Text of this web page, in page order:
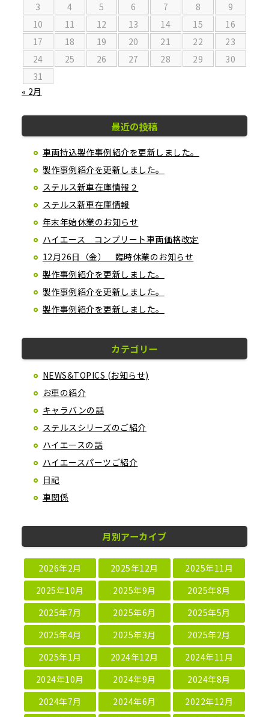
3 4 5 6 7 8
9
10
11 12 13 14 15
16
17
18 19 20 21 22
23
24
25 26 27 28 29
30
31
« 2月
最近の投稿
車両持込製作事例紹介を更新しました。
製作事例紹介を更新しました。
ステルス新車在庫情報２
ステルス新車在庫情報
年末年始休業のお知らせ
ハイエース コンプリート車両価格改定
12月26日（金） 臨時休業のお知らせ
製作事例紹介を更新しました。
製作事例紹介を更新しました。
製作事例紹介を更新しました。
カテゴリー
NEWS&TOPICS (お知らせ)
お車の紹介
キャラバンの話
ステルスシリーズのご紹介
ハイエースの話
ハイエースパーツご紹介
日記
車関係
月別アーカイブ
2026年2月 2025年12月
2025年11月
2025年10月
2025年9月
2025年8月
2025年7月
2025年6月
2025年5月
2025年4月
2025年3月
2025年2月
2025年1月
2024年12月
2024年11月
2024年10月
2024年9月
2024年8月
2024年7月
2024年6月
2022年12月